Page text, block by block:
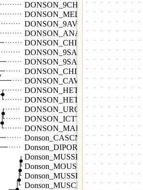
DONSON_9CHAR
DONSON_MELUD
DONSON_9AVES
DONSON_ANAPP
DONSON_CHICK
DONSON_9SAUR
DONSON_9SAUR
DONSON_CHILA
DONSON_CAVPO
DONSON_HETGA
DONSON_HETGA
DONSON_UROPR
DONSON_ICTTR
DONSON_MARMA
Donson_CASCN
Donson_DIPOR
Donson_MUSSI
Donson_MOUSE
Donson_MUSSP
Donson_MUSCR